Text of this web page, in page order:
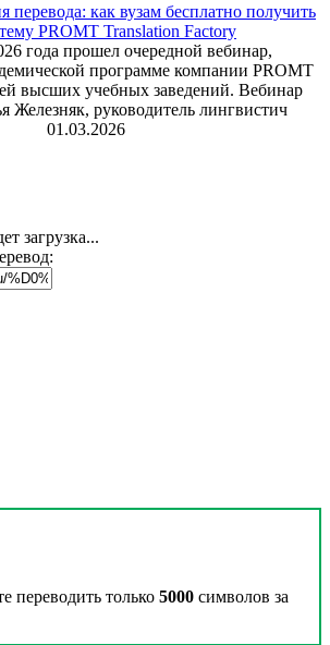
как вузам бесплатно получить
PROMT Translation Factory
года прошел очередной вебинар,
программе компании PROMT
высших учебных заведений. Вебинар
Железняк, руководитель лингвистич
01.03.2026
загрузка...
переводить только 5000 символов за